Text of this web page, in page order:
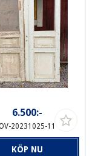
6.500:-
20231025-11
KÖP NU